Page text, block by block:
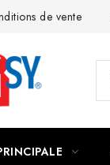
de vente